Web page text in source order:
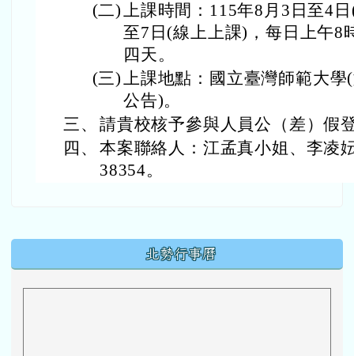
(二)上課時間：115年8月3日至4
至7日(線上上課)，每日上午8
四天。
(三)上課地點：國立臺灣師範大
公告)。
三、 請貴校核予參與人員公（差）假
四、 本案聯絡人：江孟真小姐、李凌
38354。
北勢行事曆